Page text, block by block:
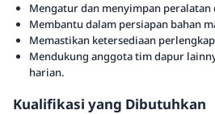
Mengatur dan menyimpan
Membantu dalam persiapan bahan
Memastikan ketersediaan
Mendukung anggota tim dapur
harian.
Kualifikasi yang Dibutuhkan